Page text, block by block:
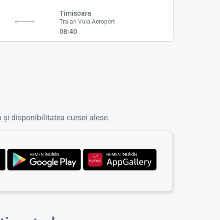
Timisoara
Traian Vuia Aeroport
08:40
disponibilitatea cursei alese.